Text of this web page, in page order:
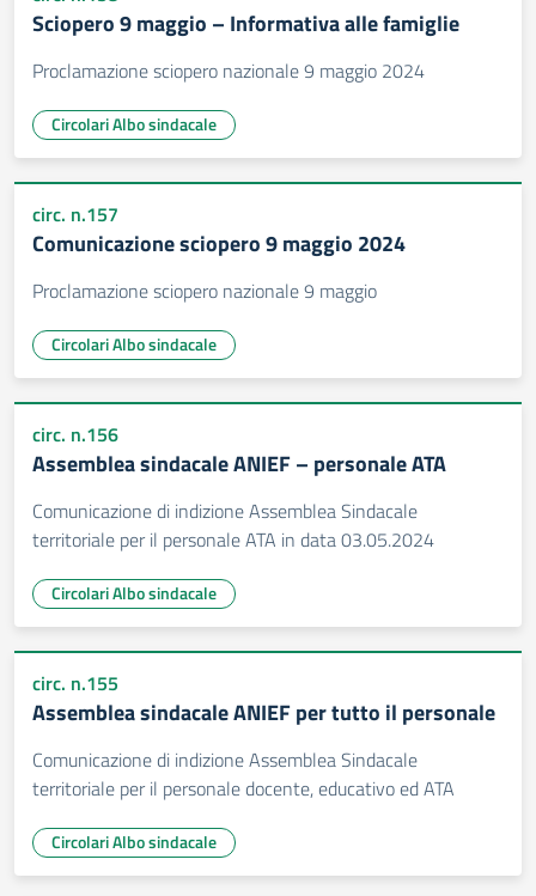
Sciopero 9 maggio – Informativa alle famiglie
Proclamazione sciopero nazionale 9 maggio 2024
Circolari Albo sindacale
circ. n.157
Comunicazione sciopero 9 maggio 2024
Proclamazione sciopero nazionale 9 maggio
Circolari Albo sindacale
circ. n.156
Assemblea sindacale ANIEF – personale ATA
Comunicazione di indizione Assemblea Sindacale
territoriale per il personale ATA in data 03.05.2024
Circolari Albo sindacale
circ. n.155
Assemblea sindacale ANIEF per tutto il personale
Comunicazione di indizione Assemblea Sindacale
territoriale per il personale docente, educativo ed ATA
Circolari Albo sindacale